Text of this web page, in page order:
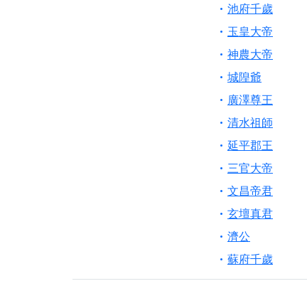
池府千歲
玉皇大帝
神農大帝
城隍爺
廣澤尊王
清水祖師
延平郡王
三官大帝
文昌帝君
玄壇真君
濟公
蘇府千歲